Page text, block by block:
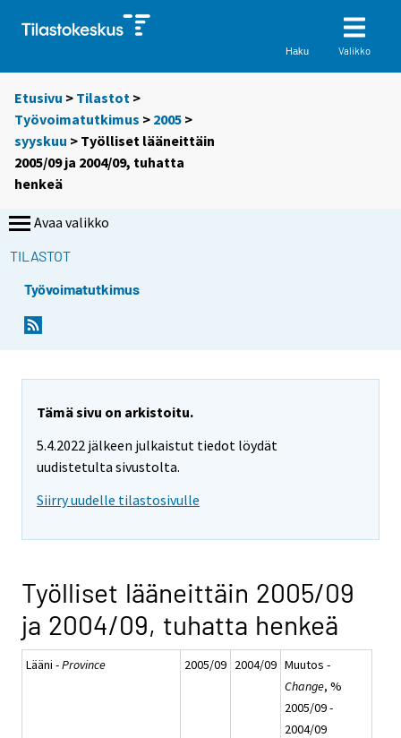
Haku Valikko
Etusivu > Tilastot >
Työvoimatutkimus > 2005 >
syyskuu > Työlliset lääneittäin
2005/09 ja 2004/09, tuhatta
henkeä
Avaa valikko
TILASTOT
Työvoimatutkimus
Tämä sivu on arkistoitu.
5.4.2022 jälkeen julkaistut tiedot löydät
uudistetulta sivustolta.
Siirry uudelle tilastosivulle
Työlliset lääneittäin 2005/09
ja 2004/09, tuhatta henkeä
Lääni -Province 2005/09 2004/09 Muutos -
Change, %
2005/09 -
2004/09